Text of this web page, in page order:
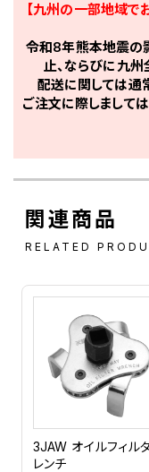
【九州の一部地域
令和8年熊本地震の
止、ならびに九州
配送に関しては通
ご注文に際しまして
関連商品
RELATED
3JAW オイルフィル
レンチ